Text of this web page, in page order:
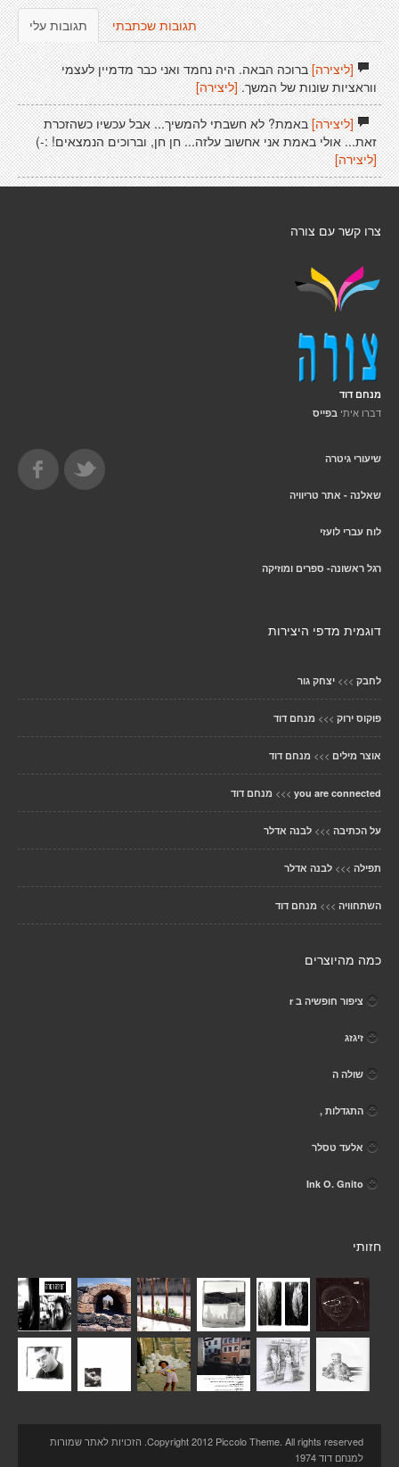
תגובות עלי תגובות שכתבתי
[ליצירה]ברוכה הבאה. היה נחמד ואני כבר מדמיין לעצמי
ווראציות שונות של המשך. [ליצירה]
[ליצירה]באמת? לא חשבתי להמשיך... אבל עכשיו כשהזכרת
זאת... אולי באמת אני אחשוב עלזה... חן חן, וברוכים הנמצאים! :-)
[ליצירה]
צרו קשר עם צורה
מנחם דוד
דברו איתי בפייס
שיעורי גיטרה
שאלנה - אתר טריוויה
לוח עברי לועזי
רגל ראשונה- ספרים ומוזיקה
דוגמית מדפי היצירות
לחבק >>> יצחק גור
פוקוס ירוק >>> מנחם דוד
אוצר מילים >>> מנחם דוד
you are connected
>>> מנחם דוד
על הכתיבה >>> לבנה אדלר
תפילה >>> לבנה אדלר
השתחוויה >>> מנחם דוד
כמה מהיוצרים
ציפור חופשיה ב r
זיגזג
שולה ה
התגדלות ,
אלעד טסלר
Ink O. Gnito
חזותי
Copyright 2012 Piccolo Theme. All rights reserved. הזכויות לאתר שמורות
למנחם דוד 1974